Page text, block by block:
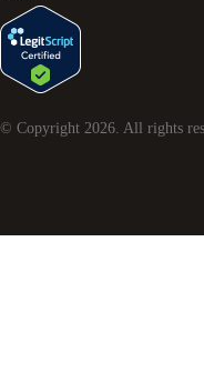
© Copyright 2026. All rights